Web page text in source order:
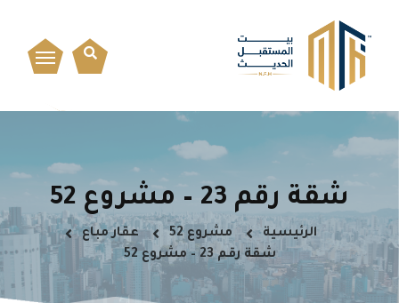
شقة رقم 23 – مشروع 52
الرئيسية مشروع 52
عقار مباع
شقة رقم 23 – مشروع 52